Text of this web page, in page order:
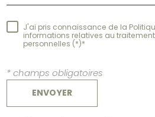
J'ai pris connaissance de la
informations relatives au
personnelles (*)*
* champs obligatoires
ENVOYER